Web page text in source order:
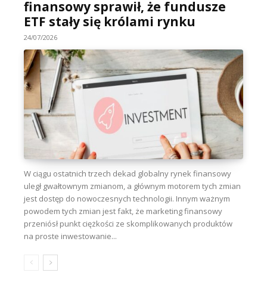
finansowy sprawił, że fundusze
ETF stały się królami rynku
24/07/2026
W ciągu ostatnich trzech dekad globalny rynek finansowy
uległ gwałtownym zmianom, a głównym motorem tych zmian
jest dostęp do nowoczesnych technologii. Innym ważnym
powodem tych zmian jest fakt, że marketing finansowy
przeniósł punkt ciężkości ze skomplikowanych produktów
na proste inwestowanie...